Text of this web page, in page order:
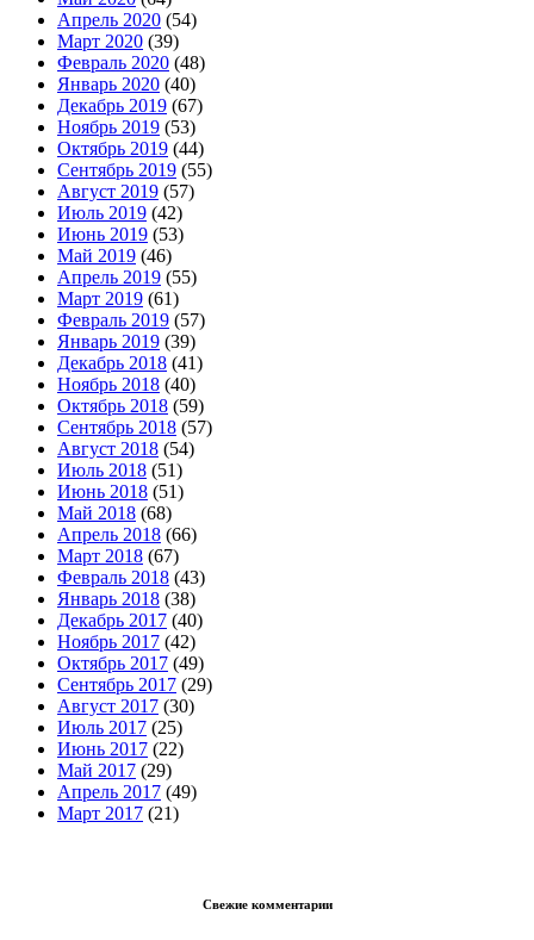
Апрель 2020 (54)
Март 2020 (39)
Февраль 2020 (48)
Январь 2020 (40)
Декабрь 2019 (67)
Ноябрь 2019 (53)
Октябрь 2019 (44)
Сентябрь 2019 (55)
Август 2019 (57)
Июль 2019 (42)
Июнь 2019 (53)
Май 2019 (46)
Апрель 2019 (55)
Март 2019 (61)
Февраль 2019 (57)
Январь 2019 (39)
Декабрь 2018 (41)
Ноябрь 2018 (40)
Октябрь 2018 (59)
Сентябрь 2018 (57)
Август 2018 (54)
Июль 2018 (51)
Июнь 2018 (51)
Май 2018 (68)
Апрель 2018 (66)
Март 2018 (67)
Февраль 2018 (43)
Январь 2018 (38)
Декабрь 2017 (40)
Ноябрь 2017 (42)
Октябрь 2017 (49)
Сентябрь 2017 (29)
Август 2017 (30)
Июль 2017 (25)
Июнь 2017 (22)
Май 2017 (29)
Апрель 2017 (49)
Март 2017 (21)
Свежие комментарии